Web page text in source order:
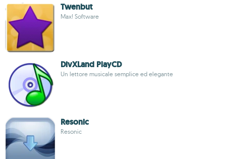
Twenbut
Max! Software
DivXLand PlayCD
Un lettore musicale semplice ed elegante
Resonic
Resonic